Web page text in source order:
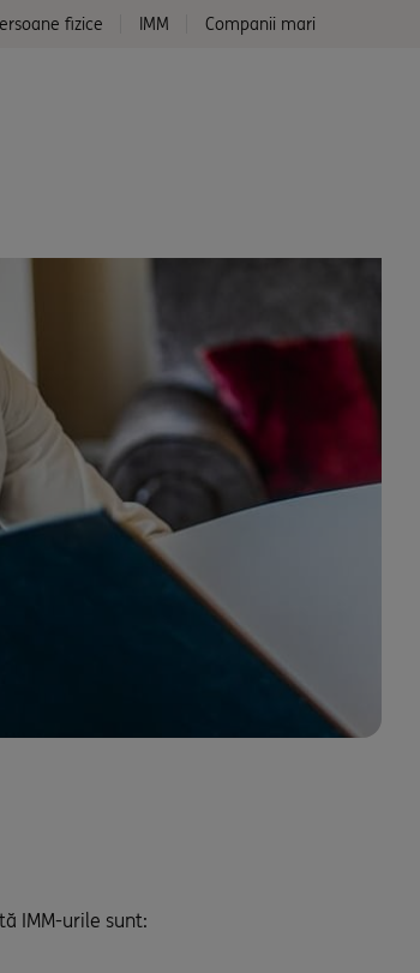
fizice IMM Companii mari
IMM-urile sunt: